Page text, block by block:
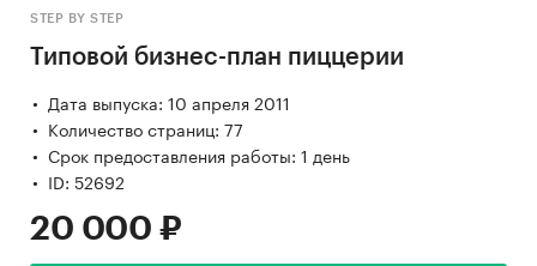
STEP BY STEP
Типовой бизнес-план пиццерии
Дата выпуска: 10 апреля 2011
Количество страниц: 77
Срок предоставления работы: 1 день
ID: 52692
20 000 ₽